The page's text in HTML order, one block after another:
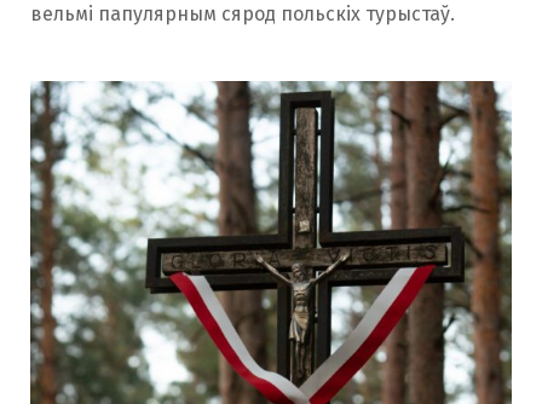
вельмі папулярным сярод польскіх турыстаў.